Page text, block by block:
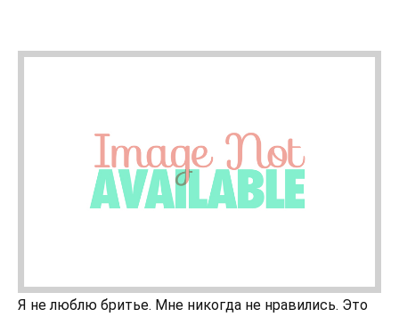
Я не люблю бритье. Мне никогда не нравились. Это